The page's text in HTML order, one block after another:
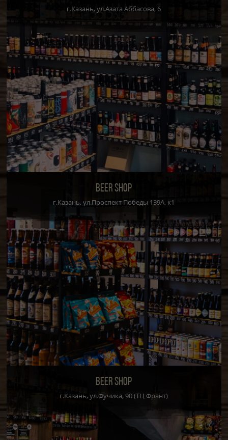
г.Казань, ул.Азата Аббасова, 6
BEER SHOP
г.Казань, ул.Проспект Победы 139А, к1
BEER SHOP
г.Казань, ул.Фучика, 90 (ТЦ Франт)